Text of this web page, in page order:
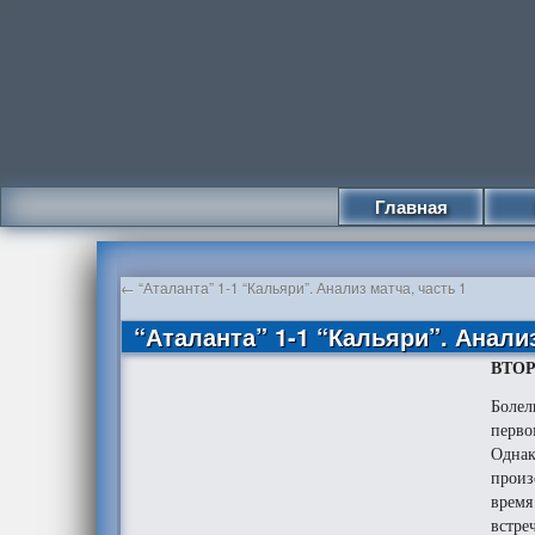
Главная
← “Аталанта” 1-1 “Кальяри”. Анализ матча, часть 1
“Аталанта” 1-1 “Кальяри”.